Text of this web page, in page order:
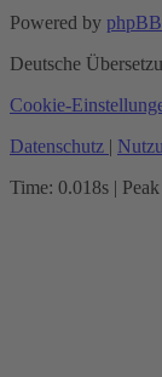
Powered by phpBB
Deutsche
Cookie-
Datenschutz |
Time: 0.018s |